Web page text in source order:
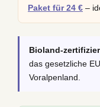
Paket für 24 € –
Bioland-
das gesetzliche
Voralpenland.